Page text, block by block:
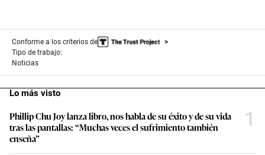
Conforme a los criterios de
Tipo de trabajo:
Noticias
Lo más visto
Phillip Chu Joy lanza libro, nos habla de su éxito y de su vida
tras las pantallas: “Muchas veces el sufrimiento también
enseña”
1